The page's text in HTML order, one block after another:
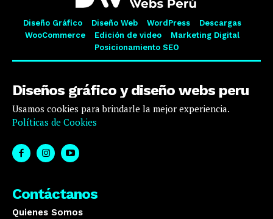
Diseño Gráfico Diseño Web WordPress
Descargas
WooCommerce
Edición de video
Marketing Digital
Posicionamiento SEO
Diseños gráfico y diseño webs peru
Usamos cookies para brindarle la mejor experiencia.
Políticas de Cookies
Contáctanos
Quienes Somos